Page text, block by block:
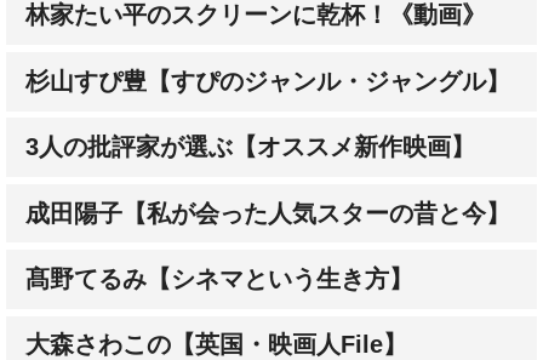
林家たい平のスクリーンに乾杯！《動画》
杉山すぴ豊【すぴのジャンル・ジャングル】
3人の批評家が選ぶ【オススメ新作映画】
成田陽子【私が会った人気スターの昔と今】
髙野てるみ【シネマという生き方】
大森さわこの【英国・映画人File】